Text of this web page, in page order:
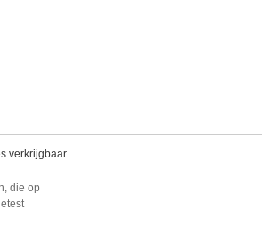
verkrijgbaar.
die op